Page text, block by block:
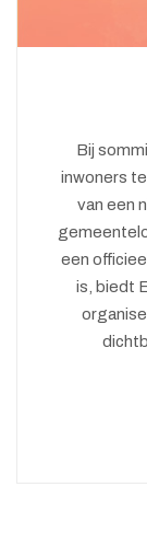
Bij
inwoners
van een
een
is, biedt